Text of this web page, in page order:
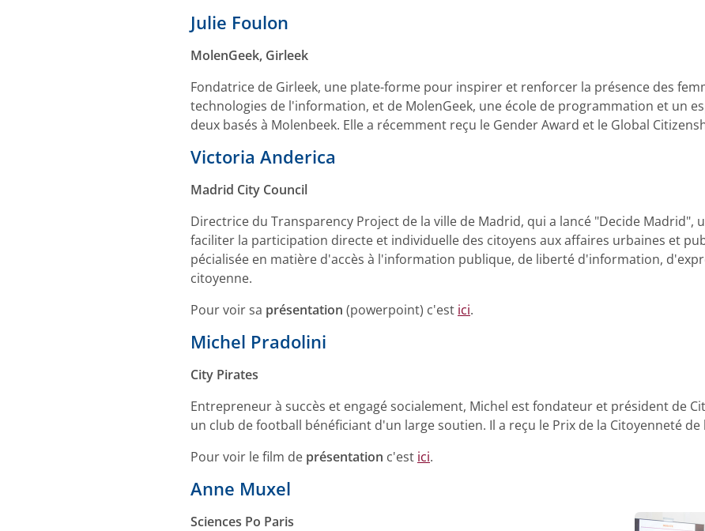
Julie Foulon
MolenGeek, Girleek
Fondatrice de Girleek, une plate-forme pour inspirer et renforcer la présence des
technologies de l'information, et de MolenGeek, une école de programmation et un
deux basés à Molenbeek. Elle a récemment reçu le Gender Award et le Global
Victoria Anderica
Madrid City Council
Directrice du Transparency Project de la ville de Madrid, qui a lancé "Decide Madrid",
faciliter la participation directe et individuelle des citoyens aux affaires urbaines et
pécialisée en matière d'accès à l'information publique, de liberté d'information,
citoyenne.
Pour voir sa présentation (powerpoint) c'est ici.
Michel Pradolini
City Pirates
Entrepreneur à succès et engagé socialement, Michel est fondateur et président de
un club de football bénéficiant d'un large soutien. Il a reçu le Prix de la Citoyenneté de
Pour voir le film de présentation c'est ici.
Anne Muxel
Sciences Po Paris